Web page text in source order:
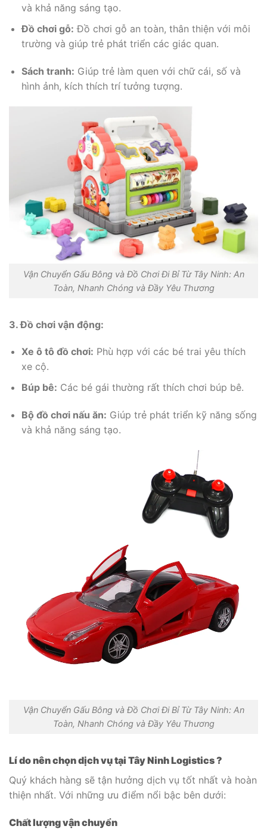
và khả năng sáng tạo.
Đồ chơi gỗ: Đồ chơi gỗ an toàn, thân thiện với môi
trường và giúp trẻ phát triển các giác quan.
Sách tranh: Giúp trẻ làm quen với chữ cái, số và
hình ảnh, kích thích trí tưởng tượng.
Vận Chuyển Gấu Bông và Đồ Chơi Đi Bỉ Từ Tây Ninh: An
Toàn, Nhanh Chóng và Đầy Yêu Thương
3. Đồ chơi vận động:
Xe ô tô đồ chơi: Phù hợp với các bé trai yêu thích
xe cộ.
Búp bê: Các bé gái thường rất thích chơi búp bê.
Bộ đồ chơi nấu ăn: Giúp trẻ phát triển kỹ năng sống
và khả năng sáng tạo.
Vận Chuyển Gấu Bông và Đồ Chơi Đi Bỉ Từ Tây Ninh: An
Toàn, Nhanh Chóng và Đầy Yêu Thương
Lí do nên chọn dịch vụ tại Tây Ninh Logistics ?
Quý khách hàng sẽ tận hưởng dịch vụ tốt nhất và hoàn
thiện nhất. Với những ưu điểm nổi bậc bên dưới:
Chất lượng vận chuyển